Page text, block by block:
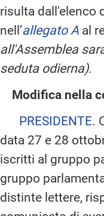
risulta dall'elenco
nell’allegato A al
all'Assemblea
seduta odierna).
Modifica nella
PRESIDENTE.
data 27 e 28
iscritti al gruppo
gruppo
distinte lettere,